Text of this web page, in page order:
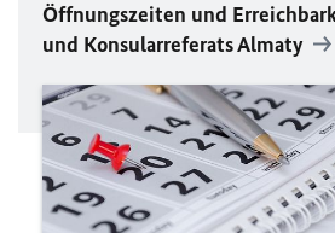
Öffnungszeiten und
und Konsularreferats Almaty